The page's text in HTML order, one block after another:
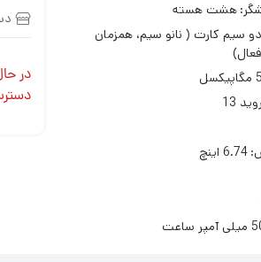
هشت هسته
دو سیم کارت ( نانو سیم، همزمان
فعال)
13
6.74 اینچ
در